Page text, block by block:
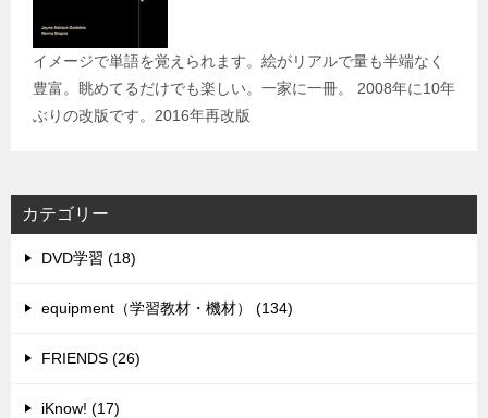
イメージで単語を覚えられます。絵がリアルで量も半端なく
豊富。眺めてるだけでも楽しい。一家に一冊。 2008年に10年
ぶりの改版です。2016年再改版
カテゴリー
DVD学習 (18)
equipment（学習教材・機材） (134)
FRIENDS (26)
iKnow! (17)